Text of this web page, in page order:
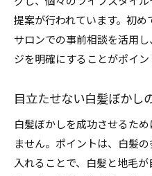
提案が行われています。初め
サロンでの事前相談を活用
ジを明確にすることがポイン
目立たせない白髪ぼかし
白髪ぼかしを成功させるた
ません。ポイントは、白髪
入れることで、白髪と地毛